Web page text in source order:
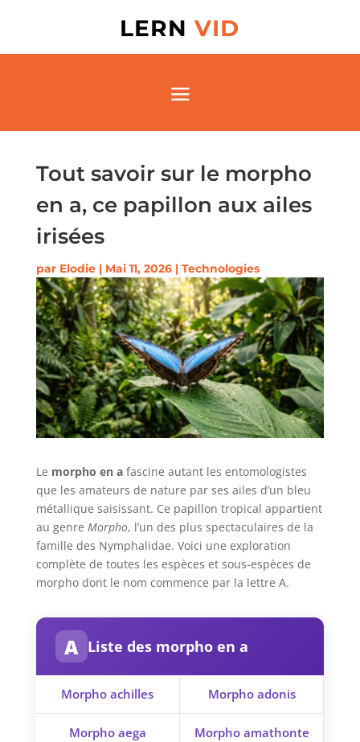
LERNVID
Tout savoir sur le morpho
en a, ce papillon aux ailes
irisées
par Elodie| Mai 11, 2026| Technologies
Le morpho en afascine autant les entomologistes
que les amateurs de nature par ses ailes d’un bleu
métallique saisissant. Ce papillon tropical appartient
au genre Morpho, l’un des plus spectaculaires de la
famille des Nymphalidae. Voici une exploration
complète de toutes les espèces et sous-espèces de
morpho dont le nom commence par la lettre A.
A Liste des morpho en a
Morpho achilles Morpho adonis
Morpho aega Morpho amathonte